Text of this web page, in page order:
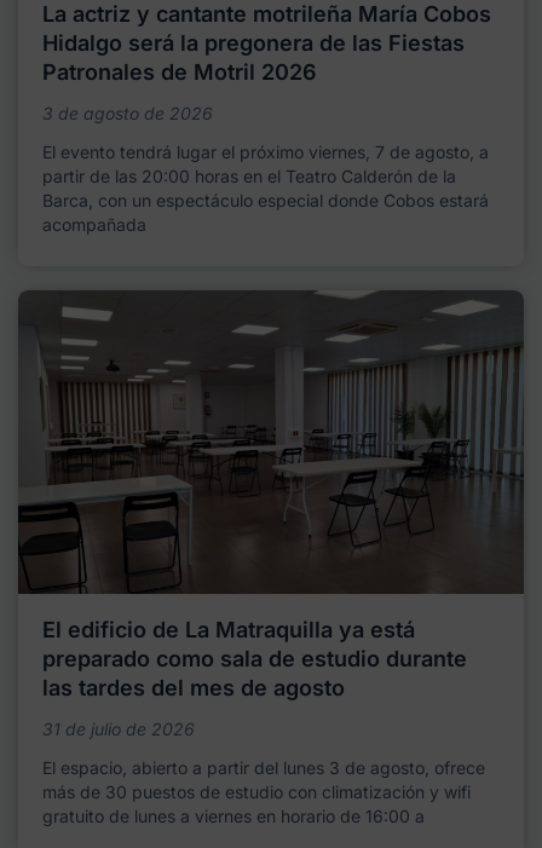
La actriz y cantante motrileña María Cobos
Hidalgo será la pregonera de las Fiestas
Patronales de Motril 2026
3 de agosto de 2026
El evento tendrá lugar el próximo viernes, 7 de agosto, a
partir de las 20:00 horas en el Teatro Calderón de la
Barca, con un espectáculo especial donde Cobos estará
acompañada
El edificio de La Matraquilla ya está
preparado como sala de estudio durante
las tardes del mes de agosto
31 de julio de 2026
El espacio, abierto a partir del lunes 3 de agosto, ofrece
más de 30 puestos de estudio con climatización y wifi
gratuito de lunes a viernes en horario de 16:00 a